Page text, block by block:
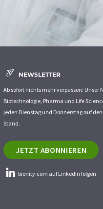
NEWSLETTER
Ab sofort nichts mehr verpassen: Unser
Biotechnologie, Pharma und Life
jeden Dienstag und Donnerstag auf
Stand.
JETZT ABONNIEREN
bionity.com auf LinkedIn folgen